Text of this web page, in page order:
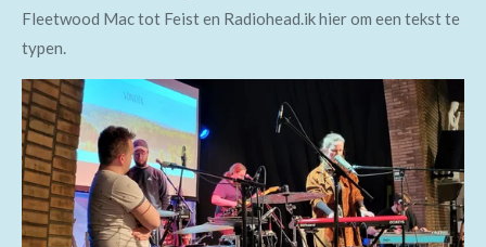
Fleetwood Mac tot Feist en Radiohead.ik hier om een tekst te
typen.